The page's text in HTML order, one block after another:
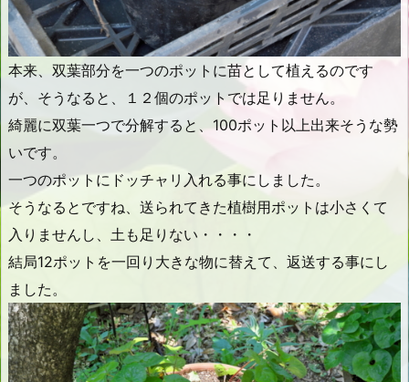
本来、双葉部分を一つのポットに苗として植えるのです
が、そうなると、１２個のポットでは足りません。
綺麗に双葉一つで分解すると、100ポット以上出来そうな勢
いです。
一つのポットにドッチャリ入れる事にしました。
そうなるとですね、送られてきた植樹用ポットは小さくて
入りませんし、土も足りない・・・・
結局12ポットを一回り大きな物に替えて、返送する事にし
ました。